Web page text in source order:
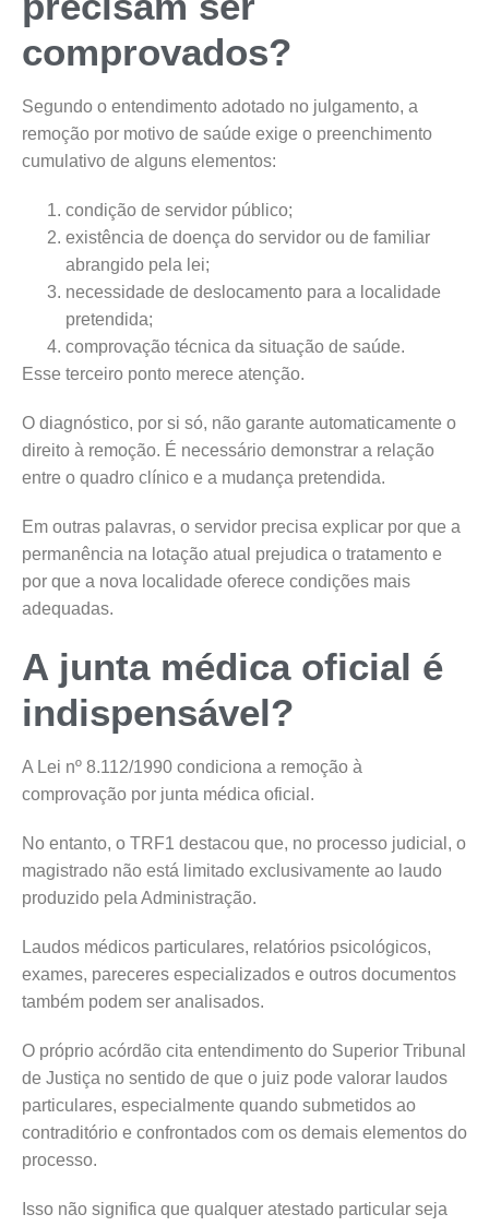
comprovados?
Segundo o entendimento adotado no julgamento, a
remoção por motivo de saúde exige o preenchimento
cumulativo de alguns elementos:
condição de servidor público;
existência de doença do servidor ou de familiar
abrangido pela lei;
necessidade de deslocamento para a localidade
pretendida;
comprovação técnica da situação de saúde.
Esse terceiro ponto merece atenção.
O diagnóstico, por si só, não garante automaticamente o
direito à remoção. É necessário demonstrar a relação
entre o quadro clínico e a mudança pretendida.
Em outras palavras, o servidor precisa explicar por que a
permanência na lotação atual prejudica o tratamento e
por que a nova localidade oferece condições mais
adequadas.
A junta médica oficial é
indispensável?
A Lei nº 8.112/1990 condiciona a remoção à
comprovação por junta médica oficial.
No entanto, o TRF1 destacou que, no processo judicial, o
magistrado não está limitado exclusivamente ao laudo
produzido pela Administração.
Laudos médicos particulares, relatórios psicológicos,
exames, pareceres especializados e outros documentos
também podem ser analisados.
O próprio acórdão cita entendimento do Superior Tribunal
de Justiça no sentido de que o juiz pode valorar laudos
particulares, especialmente quando submetidos ao
contraditório e confrontados com os demais elementos do
processo.
Isso não significa que qualquer atestado particular seja